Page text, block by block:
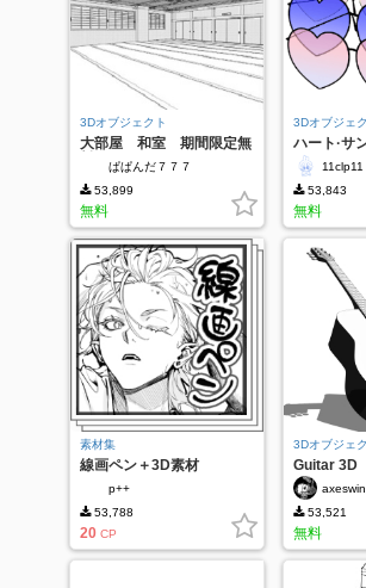
3Dオブジェクト
大部屋 和室 期間限定無
ぱぱんだ７７７
53,899
無料
3Dオブジェ
ハート·サ
11clp11
53,843
無料
素材集
線画ペン＋3D素材
p++
53,788
20 CP
3Dオブジェ
Guitar 3D
53,521
無料